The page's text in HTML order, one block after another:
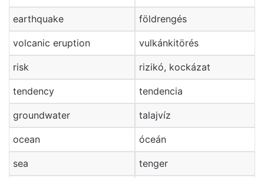
earthquake földrengés
volcanic eruption vulkánkitörés
risk rizikó, kockázat
tendency tendencia
groundwater talajvíz
ocean óceán
sea tenger